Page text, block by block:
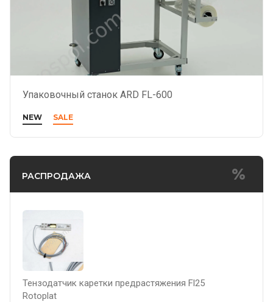
Упаковочный станок ARD FL-600
NEW SALE
РАСПРОДАЖА
Тензодатчик каретки предрастяжения Fl25
Rotoplat